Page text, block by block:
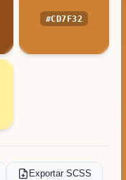
#CD7F32
Exportar SCSS